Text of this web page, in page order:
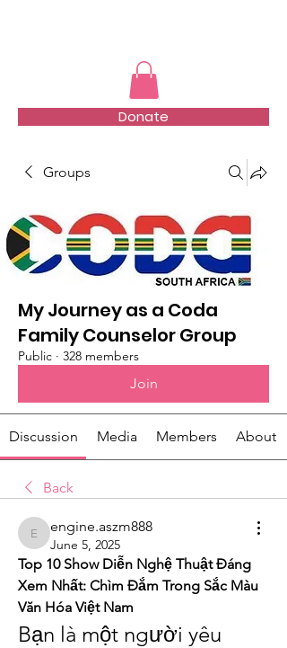
Donate
Groups
My Journey as a Coda
Family Counselor Group
Public · 328 members
Join
Discussion Media Members About
Back
engine.aszm888
engine.aszm888
June 5, 2025
Top 10 Show Diễn Nghệ Thuật Đáng
Xem Nhất: Chìm Đắm Trong Sắc Màu
Văn Hóa Việt Nam
Bạn là một người yêu